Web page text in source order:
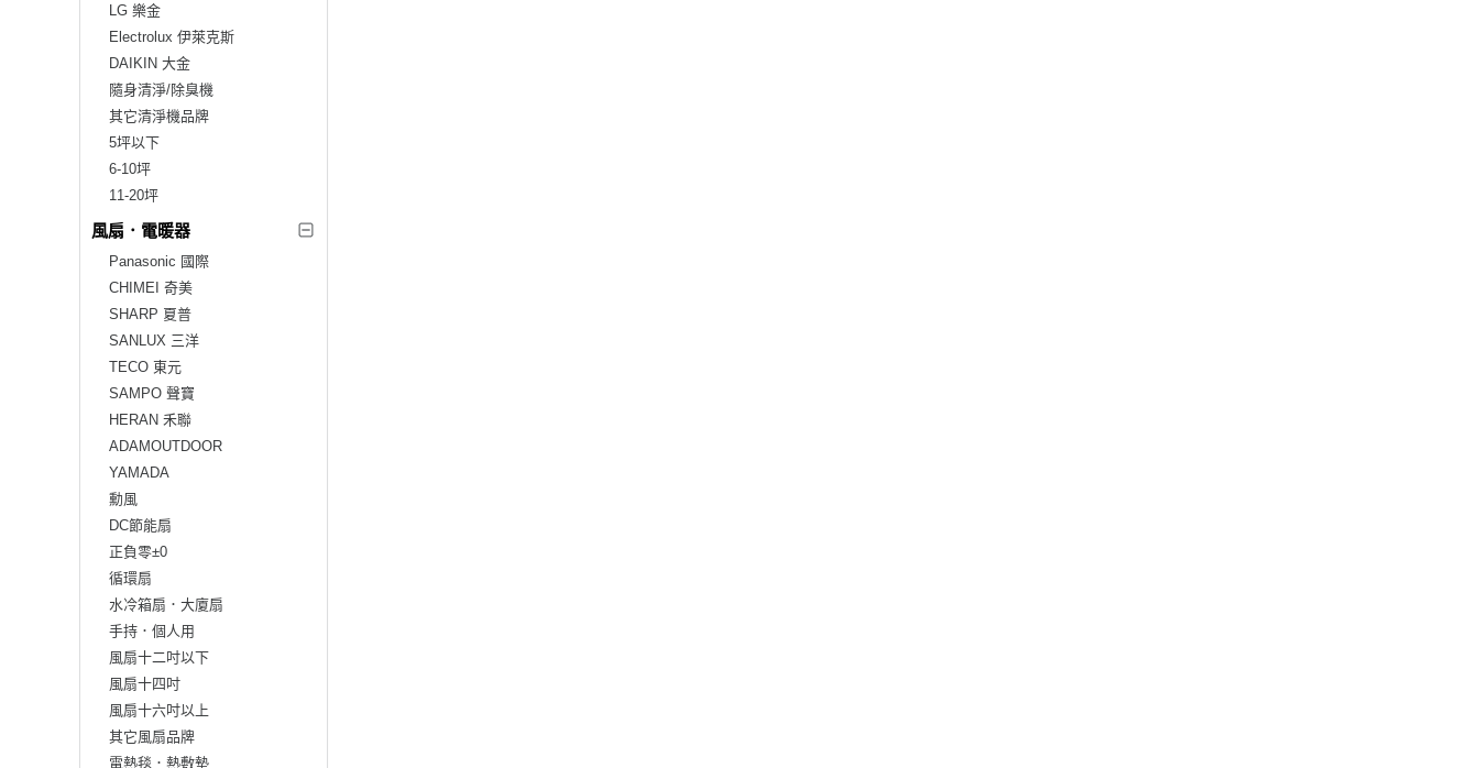
LG 樂金
Electrolux 伊萊克斯
DAIKIN 大金
隨身清淨/除臭機
其它清淨機品牌
5坪以下
6-10坪
11-20坪
風扇．電暖器
Panasonic 國際
CHIMEI 奇美
SHARP 夏普
SANLUX 三洋
TECO 東元
SAMPO 聲寶
HERAN 禾聯
ADAMOUTDOOR
YAMADA
勳風
DC節能扇
正負零±0
循環扇
水冷箱扇．大廈扇
手持．個人用
風扇十二吋以下
風扇十四吋
風扇十六吋以上
其它風扇品牌
電熱毯．熱敷墊